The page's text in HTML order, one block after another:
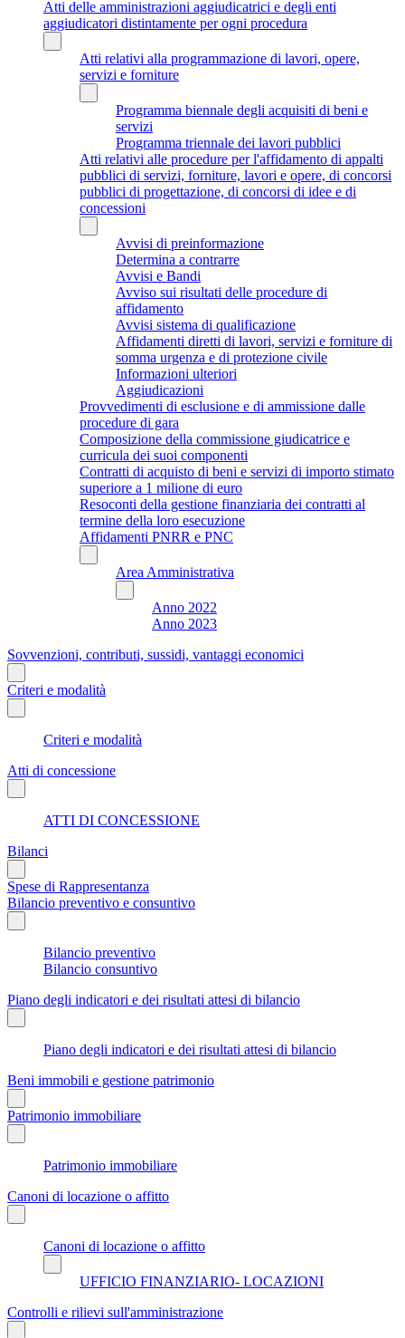
Atti delle amministrazioni aggiudicatrici e degli enti
aggiudicatori distintamente per ogni procedura
Atti relativi alla programmazione di lavori, opere,
servizi e forniture
Programma biennale degli acquisiti di beni e
servizi
Programma triennale dei lavori pubblici
Atti relativi alle procedure per l'affidamento di appalti
pubblici di servizi, forniture, lavori e opere, di concorsi
pubblici di progettazione, di concorsi di idee e di
concessioni
Avvisi di preinformazione
Determina a contrarre
Avvisi e Bandi
Avviso sui risultati delle procedure di
affidamento
Avvisi sistema di qualificazione
Affidamenti diretti di lavori, servizi e forniture di
somma urgenza e di protezione civile
Informazioni ulteriori
Aggiudicazioni
Provvedimenti di esclusione e di ammissione dalle
procedure di gara
Composizione della commissione giudicatrice e
curricula dei suoi componenti
Contratti di acquisto di beni e servizi di importo stimato
superiore a 1 milione di euro
Resoconti della gestione finanziaria dei contratti al
termine della loro esecuzione
Affidamenti PNRR e PNC
Area Amministrativa
Anno 2022
Anno 2023
Sovvenzioni, contributi, sussidi, vantaggi economici
Criteri e modalità
Criteri e modalità
Atti di concessione
ATTI DI CONCESSIONE
Bilanci
Spese di Rappresentanza
Bilancio preventivo e consuntivo
Bilancio preventivo
Bilancio consuntivo
Piano degli indicatori e dei risultati attesi di bilancio
Piano degli indicatori e dei risultati attesi di bilancio
Beni immobili e gestione patrimonio
Patrimonio immobiliare
Patrimonio immobiliare
Canoni di locazione o affitto
Canoni di locazione o affitto
UFFICIO FINANZIARIO- LOCAZIONI
Controlli e rilievi sull'amministrazione